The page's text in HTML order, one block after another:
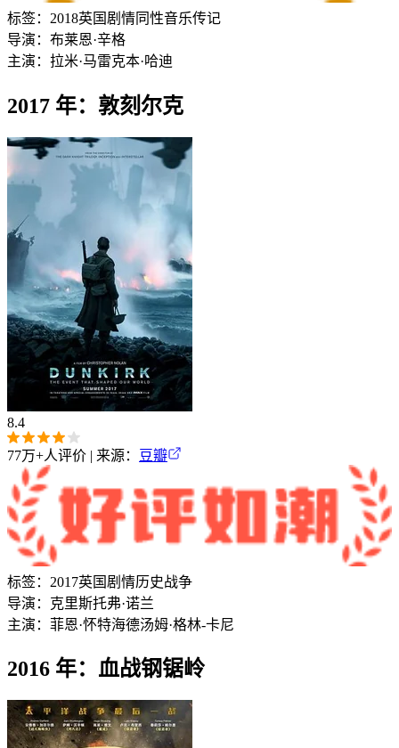
标签： 2018英国 剧情同性音乐传记
导演： 布莱恩·辛格
主演： 拉米·马雷克本·哈迪
2017 年：敦刻尔克
8.4
77万+人评价 | 来源： 豆瓣
标签： 2017英国 剧情历史战争
导演： 克里斯托弗·诺兰
主演： 菲恩·怀特海德汤姆·格林-卡尼
2016 年：血战钢锯岭